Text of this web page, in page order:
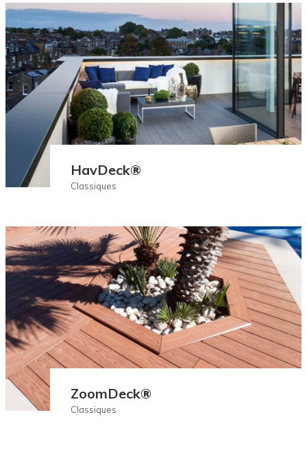
HavDeck®
Classiques
ZoomDeck®
Classiques